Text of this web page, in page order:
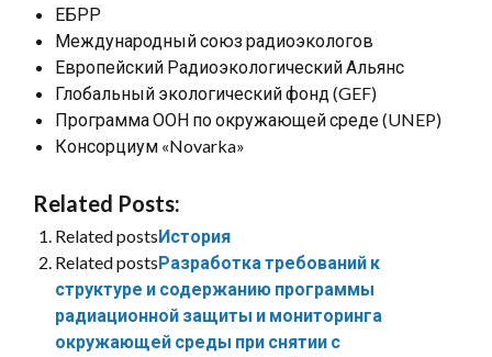
ЕБРР
Международный союз радиоэкологов
Европейский Радиоэкологический Альянс
Глобальный экологический фонд (GEF)
Программа ООН по окружающей среде (UNEP)
Консорциум «Novarka»
Related Posts:
Related postsИстория
Related postsРазработка требований к
структуре и содержанию программы
радиационной защиты и мониторинга
окружающей среды при снятии с